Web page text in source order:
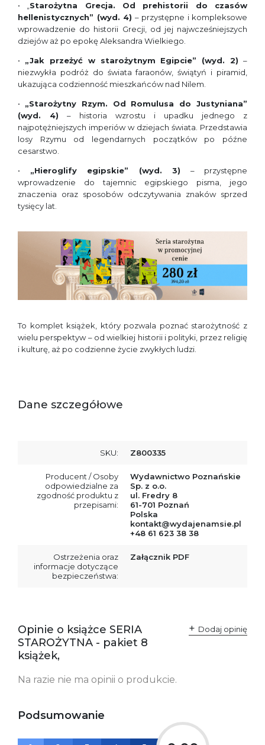
• „ Starożytna Grecja. Od prehistorii do czasów
hellenistycznych” (wyd. 4) – przystępne i kompleksowe
wprowadzenie do historii Grecji, od jej najwcześniejszych
dziejów aż po epokę Aleksandra Wielkiego.
• „Jak przeżyć w starożytnym Egipcie” (wyd. 2) –
niezwykła podróż do świata faraonów, świątyń i piramid,
ukazująca codzienność mieszkańców nad Nilem.
• „Starożytny Rzym. Od Romulusa do Justyniana”
(wyd. 4) – historia wzrostu i upadku jednego z
najpotężniejszych imperiów w dziejach świata. Przedstawia
losy Rzymu od legendarnych początków po późne
cesarstwo.
• „Hieroglify egipskie” (wyd. 3) – przystępne
wprowadzenie do tajemnic egipskiego pisma, jego
znaczenia oraz sposobów odczytywania znaków sprzed
tysięcy lat.
To komplet książek, który pozwala poznać starożytność z
wielu perspektyw – od wielkiej historii i polityki, przez religię
i kulturę, aż po codzienne życie zwykłych ludzi.
Dane szczegółowe
SKU: Z800335
Producent / Osoby
odpowiedzialne za
zgodność produktu z
przepisami:
Wydawnictwo Poznańskie
Sp. z o.o.
ul. Fredry 8
61-701 Poznań
Polska
kontakt@wydajenamsie.pl
+48 61 623 38 38
Ostrzeżenia oraz
informacje dotyczące
bezpieczeństwa:
Załącznik PDF
Opinie o książce SERIA
STAROŻYTNA - pakiet 8
książek,
Dodaj opinię
Na razie nie ma opinii o produkcie.
Podsumowanie